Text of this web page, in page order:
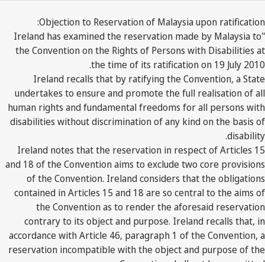
Objection to Reservation of Malaysia upon ratification:
"Ireland has examined the reservation made by Malaysia to
the Convention on the Rights of Persons with Disabilities at
the time of its ratification on 19 July 2010.
Ireland recalls that by ratifying the Convention, a State
undertakes to ensure and promote the full realisation of all
human rights and fundamental freedoms for all persons with
disabilities without discrimination of any kind on the basis of
disability.
Ireland notes that the reservation in respect of Articles 15
and 18 of the Convention aims to exclude two core provisions
of the Convention. Ireland considers that the obligations
contained in Articles 15 and 18 are so central to the aims of
the Convention as to render the aforesaid reservation
contrary to its object and purpose. Ireland recalls that, in
accordance with Article 46, paragraph 1 of the Convention, a
reservation incompatible with the object and purpose of the